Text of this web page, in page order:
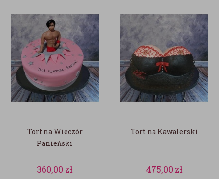
Tort na Wieczór
Panieński
360,00 zł
Tort na Kawalerski
475,00 zł